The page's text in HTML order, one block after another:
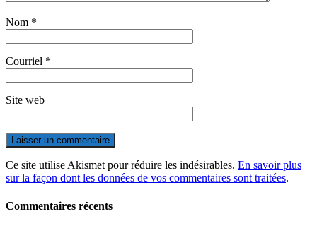
Nom *
Courriel *
Site web
Ce site utilise Akismet pour réduire les indésirables. En savoir plus
sur la façon dont les données de vos commentaires sont traitées.
Commentaires récents